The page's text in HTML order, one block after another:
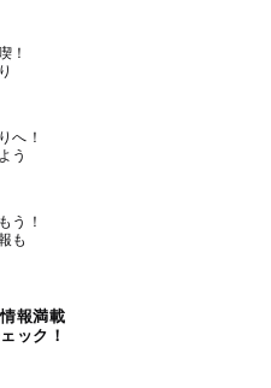
！
へ！
う
う！
も
報満載
ック！